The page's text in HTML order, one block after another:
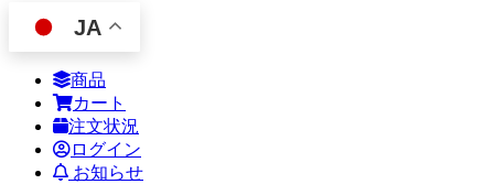
JA
商品
カート
注文状況
ログイン
お知らせ